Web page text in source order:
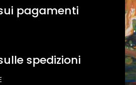
pagamenti
spedizioni